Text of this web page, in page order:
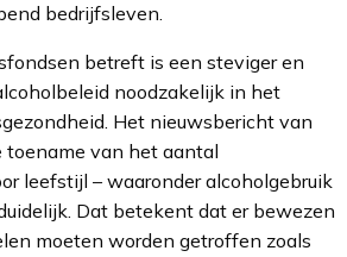
bedrijfsleven.
betreft is een steviger en
noodzakelijk in het
Het nieuwsbericht van
toename van het aantal
leefstijl – waaronder alcoholgebruik
Dat betekent dat er bewezen
moeten worden getroffen zoals